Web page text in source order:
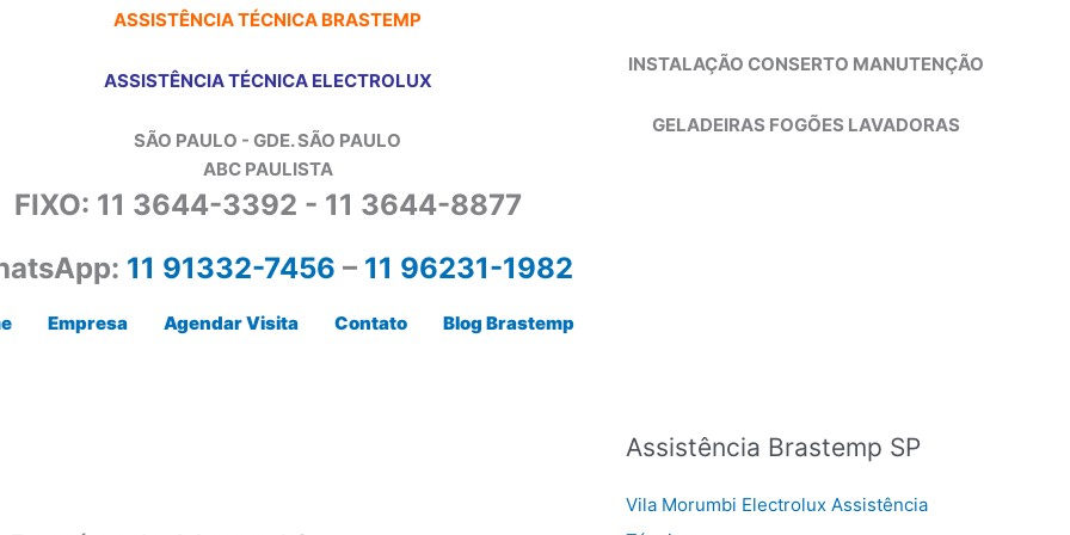
ASSISTÊNCIA TÉCNICA BRASTEMP
ASSISTÊNCIA TÉCNICA ELECTROLUX
SÃO PAULO - GDE. SÃO PAULO
ABC PAULISTA
INSTALAÇÃO CONSERTO MANUTENÇÃO
GELADEIRAS FOGÕES LAVADORAS
FIXO: 11 3644-3392 - 11 3644-8877
11 91332-7456 – 11 96231-1982
Empresa Agendar Visita Contato Blog Brastemp
Assistência Brastemp SP
Vila Morumbi Electrolux Assistência